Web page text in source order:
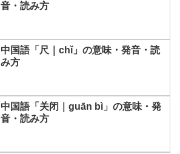
音・読み方
中国語「尺｜chǐ」の意味・発音・読
み方
中国語「关闭｜guān bì」の意味・発
音・読み方